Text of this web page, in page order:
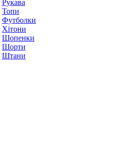
Рукава
Топи
Футболки
Хітони
Шопенки
Шорти
Штани